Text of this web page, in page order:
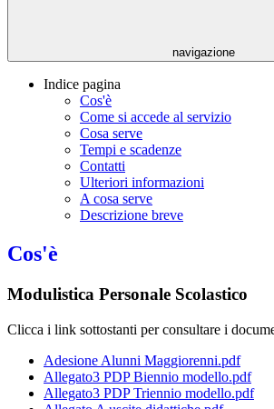
navigazione
Indice pagina
Cos'è
Come si accede al servizio
Cosa serve
Tempi e scadenze
Contatti
Ulteriori informazioni
A cosa serve
Descrizione breve
Cos'è
Modulistica Personale Scolastico
Clicca i link sottostanti per consultare i
Adesione Alunni Maggiorenni.pdf
Allegato3 PDP Biennio modello.pdf
Allegato3 PDP Triennio modello.pdf